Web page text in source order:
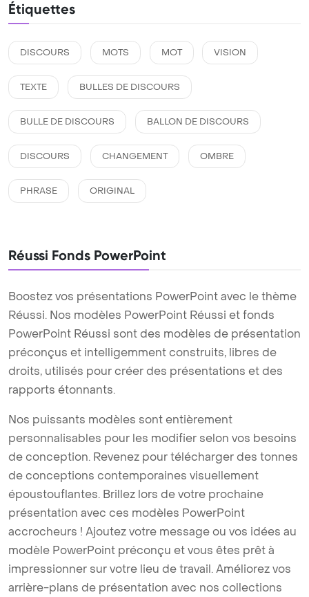
Étiquettes
DISCOURS MOTS MOT VISION
TEXTE BULLES DE DISCOURS
BULLE DE DISCOURS BALLON DE DISCOURS
DISCOURS CHANGEMENT OMBRE
PHRASE ORIGINAL
Réussi Fonds PowerPoint
Boostez vos présentations PowerPoint avec le thème
Réussi. Nos modèles PowerPoint Réussi et fonds
PowerPoint Réussi sont des modèles de présentation
préconçus et intelligemment construits, libres de
droits, utilisés pour créer des présentations et des
rapports étonnants.
Nos puissants modèles sont entièrement
personnalisables pour les modifier selon vos besoins
de conception. Revenez pour télécharger des tonnes
de conceptions contemporaines visuellement
époustouflantes. Brillez lors de votre prochaine
présentation avec ces modèles PowerPoint
accrocheurs ! Ajoutez votre message ou vos idées au
modèle PowerPoint préconçu et vous êtes prêt à
impressionner sur votre lieu de travail. Améliorez vos
arrière-plans de présentation avec nos collections